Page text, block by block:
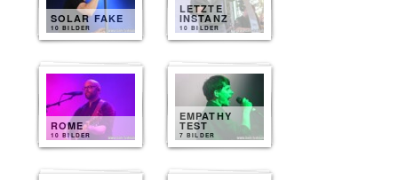
SOLAR FAKE
10 BILDER
LETZTE
INSTANZ
10 BILDER
ROME
10 BILDER
EMPATHY
TEST
7 BILDER